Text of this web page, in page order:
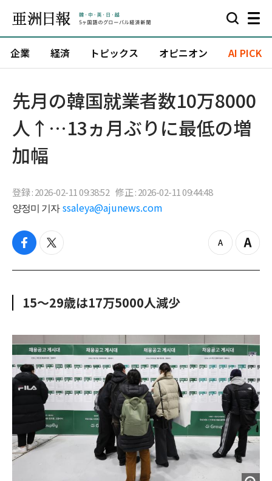
企業 経済 トピックス オピニオン AI PICK
先月の韓国就業者数10万8000
人↑…13ヵ月ぶりに最低の増
加幅
登録 : 2026-02-11 09:38:52 修正 : 2026-02-11 09:44:48
양정미 기자 ssaleya@ajunews.com
f
c
o
t
i
e
z
o
Z
o
15～29歳は17万5000人減少